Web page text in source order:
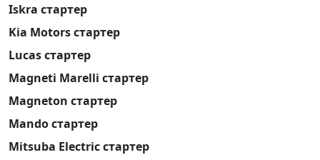
Iskra стартер
Kia Motors стартер
Lucas стартер
Magneti Marelli стартер
Magneton стартер
Mando стартер
Mitsuba Electric стартер